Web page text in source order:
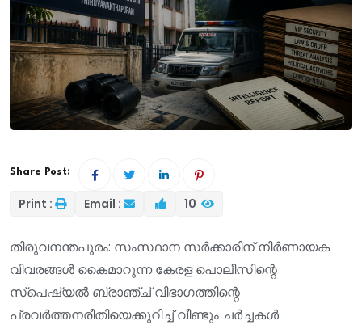
Share Post:
Print : Email : 10
തിരുവനന്തപുരം: സംസ്ഥാന സർക്കാരിന് നിർണായക
വിവരങ്ങൾ കൈമാറുന്ന കേരള പൊലീസിന്റെ
സ്പെഷ്യൽ ബ്രാഞ്ച് വിഭാഗത്തിന്റെ
പ്രവർത്തനരീതിയെക്കുറിച്ച് വീണ്ടും ചർച്ചകൾ